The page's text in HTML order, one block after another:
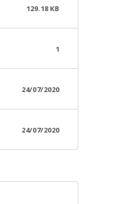
129.18 KB
1
24/07/2020
24/07/2020